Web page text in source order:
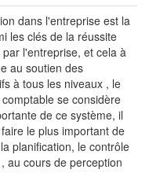
dans l'entreprise est la
les clés de la réussite
l'entreprise, et cela à
au soutien des
à tous les niveaux , le
se considère
de ce système, il
le plus important de
planification, le contrôle
au cours de perception